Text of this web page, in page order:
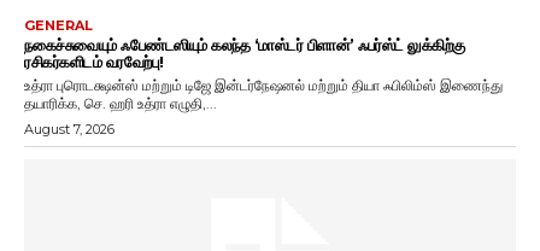
GENERAL
நகைச்சுவையும் ஃபேண்டஸியும் கலந்த ‘மாஸ்டர் பிளான்’ ஃபர்ஸ்ட் லுக்கிற்கு
ரசிகர்களிடம் வரவேற்பு!
உத்ரா புரொடக்ஷன்ஸ் மற்றும் டிஜே இன்டர்நேஷனல் மற்றும் தியா ஃபிலிம்ஸ் இணைந்து
தயாரிக்க, செ. ஹரி உத்ரா எழுதி,...
August 7, 2026